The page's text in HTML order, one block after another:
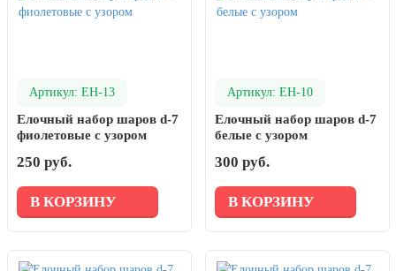
Артикул: ЕН-13
Елочный набор шаров d-7
фиолетовые с узором
250 руб.
В КОРЗИНУ
Артикул: ЕН-10
Елочный набор шаров d-7
белые с узором
300 руб.
В КОРЗИНУ